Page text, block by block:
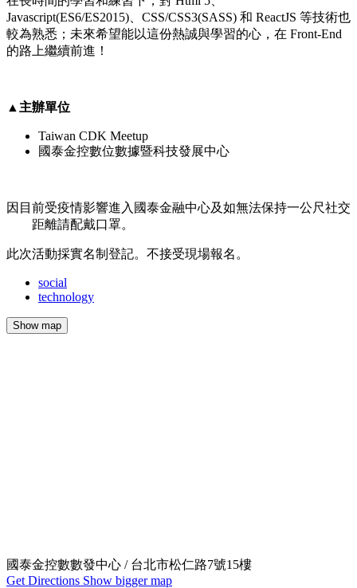
Javascript(ES6/ES2015)、CSS/CSS3(SASS) 和 ReactJS 等技術也
較為熟悉；未來希望能以這份熱誠與學習的心，在 Front-End
的路上繼續前進！
▲主辦單位
Taiwan CDK Meetup
國泰金控數位數據暨科技發展中心
因目前受疫情影響進入國泰金融中心及如無法保持一公尺社交
距離請配戴口罩。
此次活動採實名制登記。不接受現場報名。
social
technology
Show map
國泰金控數數發中心 / 台北市松仁路7號15樓
Get Directions Show bigger map